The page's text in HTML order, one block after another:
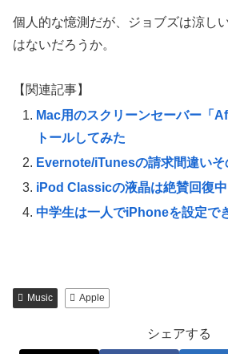
個人的な憶測だが、ジョブズは涼し
はないだろうか。
【関連記事】
Mac用のスクリーンセーバー「
トールしてみた
Evernote/iTunesの請求間違いそ
iPod Classicの液晶は絶賛回復中
中学生は一人でiPhoneを設定で
Music Apple
シェアする